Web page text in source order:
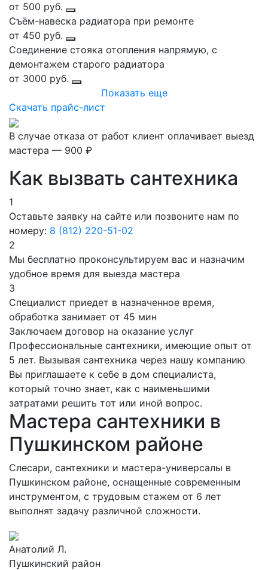
от 500 руб.
Съём-навеска радиатора при ремонте
от 450 руб.
Соединение стояка отопления напрямую, с
демонтажем старого радиатора
от 3000 руб.
Показать еще
Скачать прайс-лист
В случае отказа от работ клиент оплачивает выезд
мастера — 900 ₽
Как вызвать сантехника
1
Оставьте заявку на сайте или позвоните нам по
номеру: 8 (812) 220-51-02
2
Мы бесплатно проконсультируем вас и назначим
удобное время для выезда мастера
3
Специалист приедет в назначенное время,
обработка занимает от 45 мин
Заключаем договор на оказание услуг
Профессиональные сантехники, имеющие опыт от
5 лет. Вызывая сантехника через нашу компанию
Вы приглашаете к себе в дом специалиста,
который точно знает, как с наименьшими
затратами решить тот или иной вопрос.
Мастера сантехники в
Пушкинском районе
Слесари, сантехники и мастера-универсалы в
Пушкинском районе, оснащенные современным
инструментом, с трудовым стажем от 6 лет
выполнят задачу различной сложности.
Анатолий Л.
Пушкинский район